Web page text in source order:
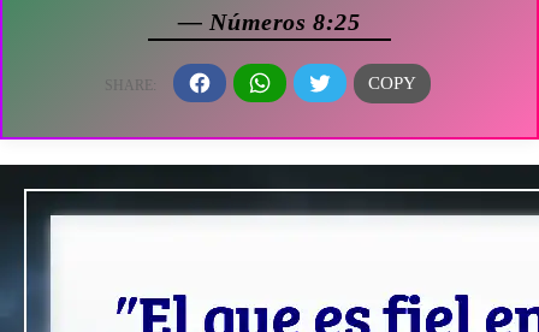
— Números 8:25